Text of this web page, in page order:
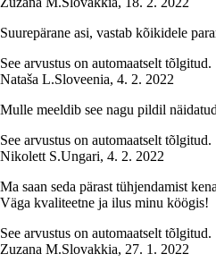
Suurepärane asi, vastab kõikidele
See arvustus on automaatselt tõlgitud.
Nataša L.Sloveenia, 4. 2. 2022
Mulle meeldib see nagu pildil näidatud
See arvustus on automaatselt tõlgitud.
Nikolett S.Ungari, 4. 2. 2022
Ma saan seda pärast tühjendamist
Väga kvaliteetne ja ilus minu köögis!
See arvustus on automaatselt tõlgitud.
Zuzana M.Slovakkia, 27. 1. 2022